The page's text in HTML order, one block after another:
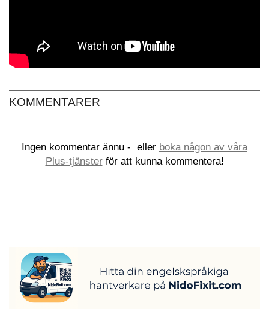
KOMMENTARER
Ingen kommentar ännu - eller boka någon av våra
Plus-tjänsterför att kunna kommentera!